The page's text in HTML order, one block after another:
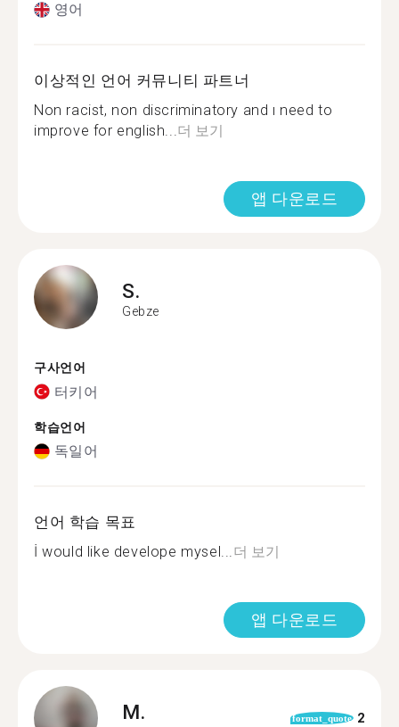
영어
이상적인 언어 커뮤니티 파트너
Non racist, non discriminatory and ı need to
improve for english...더 보기
앱 다운로드
S.
Gebze
구사언어
터키어
학습언어
독일어
언어 학습 목표
İ would like develope mysel...더 보기
앱 다운로드
M. format_quote 2